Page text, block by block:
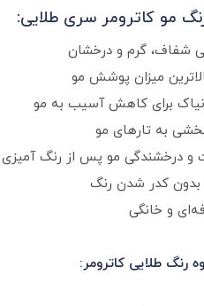
مو کاترومر سری طلایی:
شفاف، گرم و درخشان
میزان پوشش مو
برای کاهش آسیب به مو
به تارهای مو
و درخشندگی مو پس از رنگ آمیزی
بدون کدر شدن رنگ
و خانگی
طلایی کاترومر: